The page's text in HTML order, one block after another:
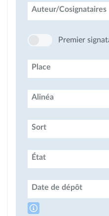
Auteur/Cosignataires
Premier
Place
Alinéa
Sort
État
Date de dépôt